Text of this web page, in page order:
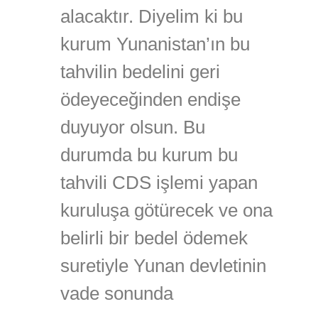
alacaktır. Diyelim ki bu
kurum Yunanistan’ın bu
tahvilin bedelini geri
ödeyeceğinden endişe
duyuyor olsun. Bu
durumda bu kurum bu
tahvili CDS işlemi yapan
kuruluşa götürecek ve ona
belirli bir bedel ödemek
suretiyle Yunan devletinin
vade sonunda